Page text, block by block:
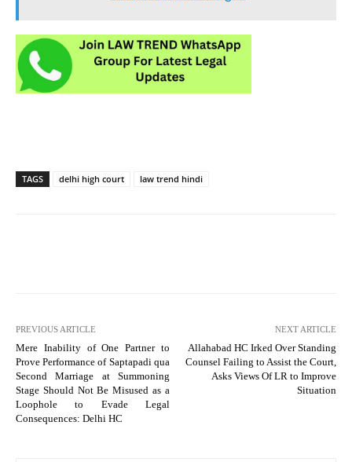
TAGS delhi high court law trend hindi
PREVIOUS ARTICLE
Mere Inability of One Partner to
Prove Performance of Saptapadi qua
Second Marriage at Summoning
Stage Should Not Be Misused as a
Loophole to Evade Legal
Consequences: Delhi HC
NEXT ARTICLE
Allahabad HC Irked Over Standing
Counsel Failing to Assist the Court,
Asks Views Of LR to Improve
Situation